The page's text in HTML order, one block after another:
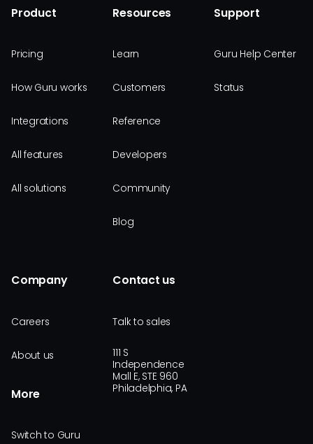
Product
Pricing
How Guru works
Integrations
All features
All solutions
Resources
Learn
Customers
Reference
Developers
Community
Blog
Support
Guru Help Center
Status
Company
Careers
About us
More
Switch to Guru
Contact us
Talk to sales
111 S
Independence
Mall E, STE 960
Philadelphia, PA